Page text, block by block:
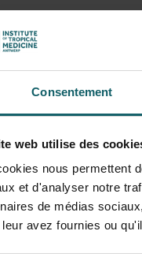
Consentement
web utilise des
nous permettent
et d'analyser notre
de médias
avez fournies ou
d'Anvers et les
étudiante.